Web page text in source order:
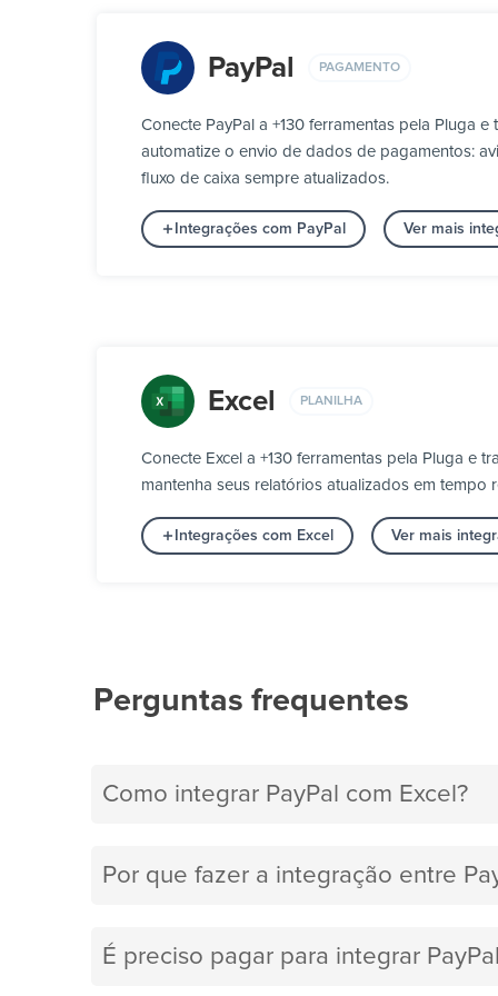
PayPal PAGAMENTO
Conecte PayPal a +130 ferramentas pela Pluga
automatize o envio de dados de pagamentos:
fluxo de caixa sempre atualizados.
Integrações com PayPal Ver mais
Excel PLANILHA
Conecte Excel a +130 ferramentas pela Pluga e
mantenha seus relatórios atualizados em tempo
Integrações com Excel Ver mais
Perguntas frequentes
Como integrar PayPal com Excel?
Por que fazer a integração entre
É preciso pagar para integrar